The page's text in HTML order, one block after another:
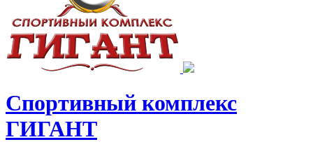
Спортивный комплекс
ГИГАНТ